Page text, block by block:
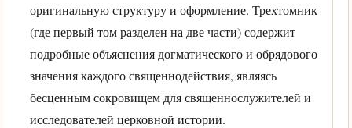
оригинальную структуру и оформление. Трехтомник
(где первый том разделен на две части) содержит
подробные объяснения догматического и обрядового
значения каждого священнодействия, являясь
бесценным сокровищем для священнослужителей и
исследователей церковной истории.